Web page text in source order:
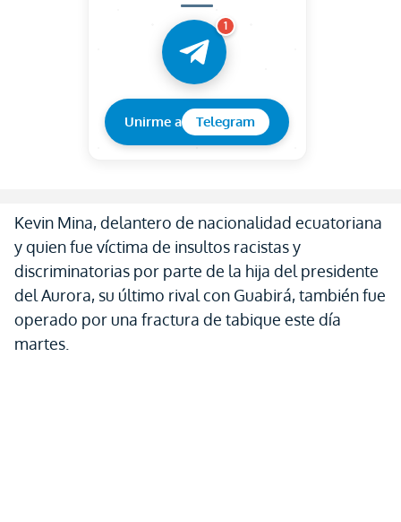
1
Unirme a Telegram
Kevin Mina, delantero de nacionalidad ecuatoriana
y quien fue víctima de insultos racistas y
discriminatorias por parte de la hija del presidente
del Aurora, su último rival con Guabirá, también fue
operado por una fractura de tabique este día
martes.